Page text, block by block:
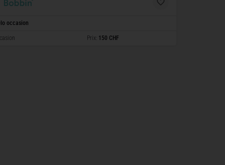
occasion
Prix: 150 CHF